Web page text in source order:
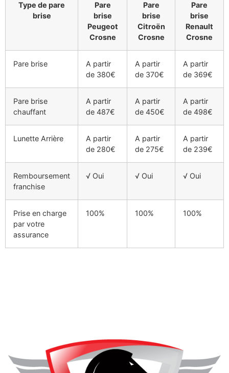
Type de pare
brise
Pare
brise
Peugeot
Crosne
Pare
brise
Citroën
Crosne
Pare
brise
Renault
Crosne
Pare brise
A partir
de 380€
A partir
de 370€
A partir
de 369€
Pare brise
chauffant
A partir
de 487€
A partir
de 450€
A partir
de 498€
Lunette Arrière
A partir
de 280€
A partir
de 275€
A partir
de 239€
Remboursement
franchise
√ Oui √ Oui √ Oui
Prise en charge
par votre
assurance
100% 100% 100%